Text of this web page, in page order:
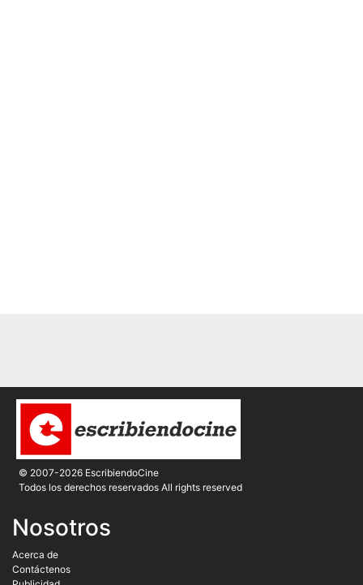
© 2007-2026 EscribiendoCine
Todos los derechos reservados All rights reserved
Nosotros
Acerca de
Contáctenos